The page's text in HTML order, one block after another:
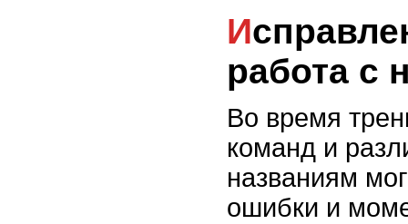
Исправление ошибок и
работа с
Во время
команд и
названиям
ошибки и